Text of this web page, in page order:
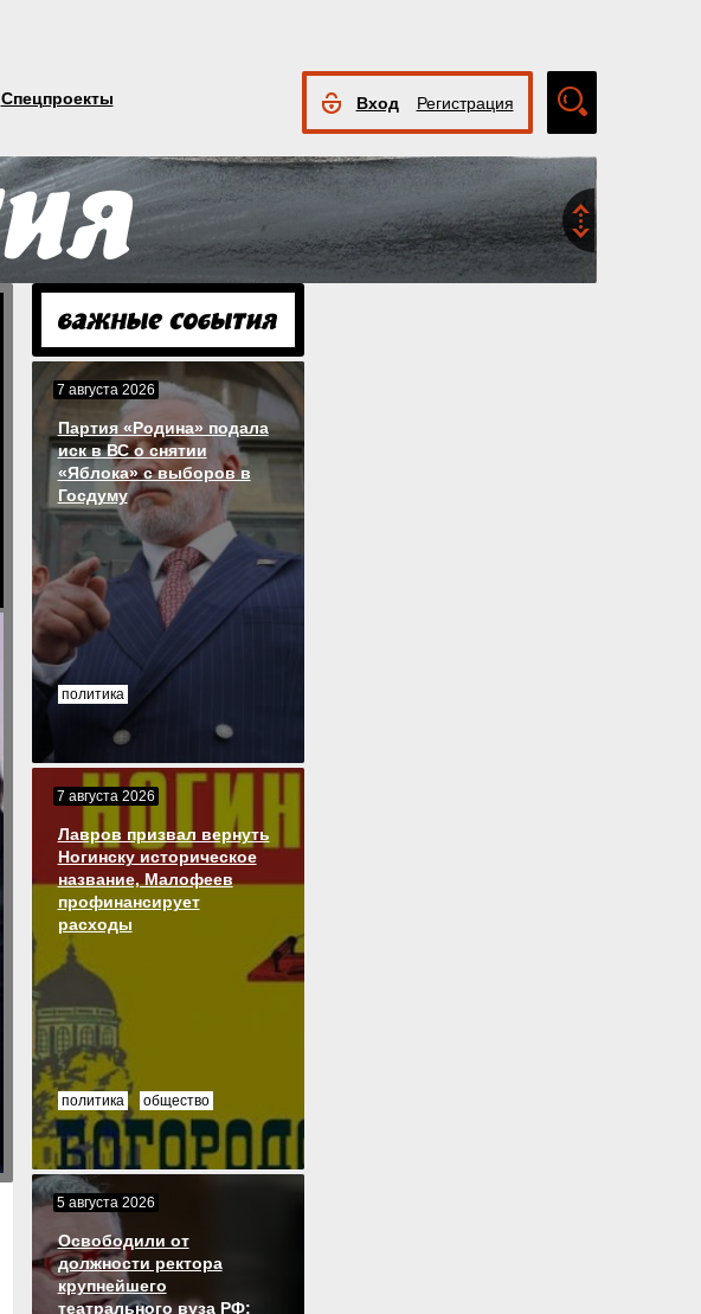
Спецпроекты Вход Регистрация
поиск
7 августа 2026
Партия «Родина» подала
иск в ВС о снятии
«Яблока» с выборов в
Госдуму
политика
7 августа 2026
Лавров призвал вернуть
Ногинску историческое
название, Малофеев
профинансирует
расходы
политика общество
5 августа 2026
Освободили от
должности ректора
крупнейшего
театрального вуза РФ: